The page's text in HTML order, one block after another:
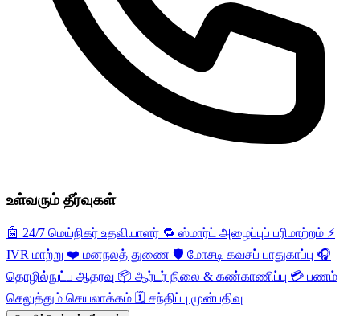
உள்வரும் தீர்வுகள்
🤖 24/7 மெய்நிகர் உதவியாளர் 🔁 ஸ்மார்ட் அழைப்புப் பரிமாற்றம் ⚡️
IVR மாற்று ❤️ மனநலத் துணை 🛡️ மோசடி கவசப் பாதுகாப்பு 🎧
தொழில்நுட்ப ஆதரவு 📦 ஆர்டர் நிலை & கண்காணிப்பு 💳 பணம்
செலுத்தும் செயலாக்கம் 🗓️ சந்திப்பு முன்பதிவு